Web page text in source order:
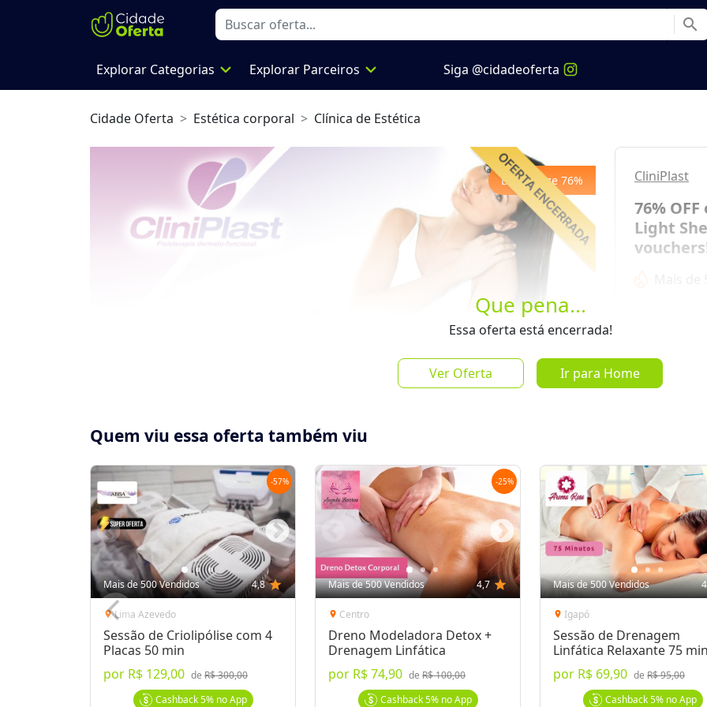
search
Explorar Categorias expand_more Explorar Parceiros expand_more Siga @cidadeoferta
Cidade Oferta Estética corporal Clínica de Estética
Que pena...
Essa oferta está encerrada!
Ver Oferta Ir para Home
Economize 76%
Compartilhe essa Oferta: Salvar Oferta favorite_border
Receba as novidades do Cidade Oferta no seu
WhatsApp!
Inscrever-se
Destaques & Regras
4 meses para utilização do voucher (até dia 05/09/11);76% OFF em sessão de
Depilação a Laser Light Sheer na Cliniplast (de R$200 por R$49);Laser Light Sheer:
CliniPlast
76%
Light
Quem viu essa oferta também viu
-57%
Mais de 500 Vendidos 4,8 star
location_onLima Azevedo
Sessão de Criolipólise com 4
Placas 50 min
por R$ 129,00 de R$ 300,00
Cashback5%no App
-25%
Mais de 500 Vendidos 4,7 star
location_on Centro
Dreno Modeladora Detox +
Drenagem Linfática
por R$ 74,90 deR$ 100,00
Cashback5%no App
Mais de 500 Vendidos
location_on Igapó
Sessão de Drenagem
Linfática Relaxante 75 min
por R$ 69,90 deR$ 95,00
Cashback5%no App